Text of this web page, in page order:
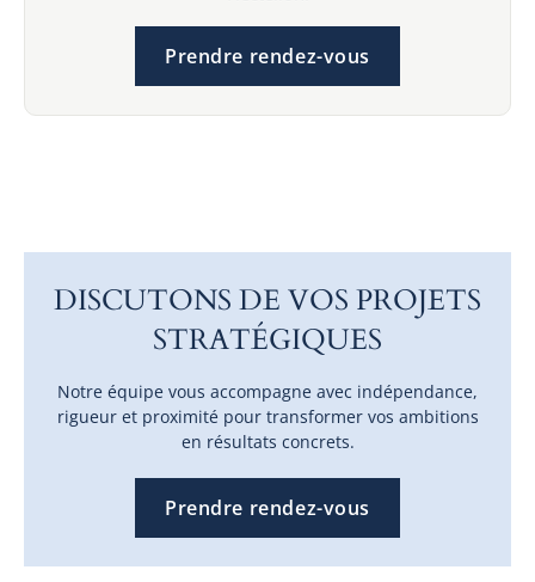
Prendre rendez-vous
DISCUTONS DE VOS PROJETS
STRATÉGIQUES
Notre équipe vous accompagne avec indépendance,
rigueur et proximité pour transformer vos ambitions
en résultats concrets.
Prendre rendez-vous